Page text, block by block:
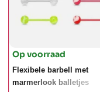
Op voorraad
Flexibele barbell met
marmerlook balletjes